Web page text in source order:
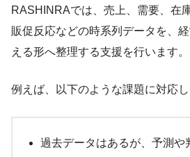
RASHINRAでは、売上、需要、在
販促反応などの時系列データを、
える形へ整理する支援を行います。
例えば、以下のような課題に対応し
過去データはあるが、予測や